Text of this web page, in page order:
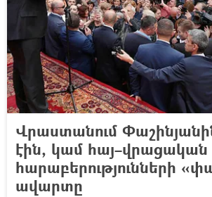
Վրաստանում
էին, կամ հայ–վրացական
հարաբերությունների
ավարտը